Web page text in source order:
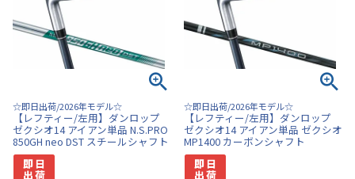
☆即日出荷/2026年モデル☆
【レフティー/左用】ダンロップ
ゼクシオ14 アイアン単品 N.S.PRO
850GH neo DST スチールシャフト
☆即日出荷/2026年モデル☆
【レフティー/左用】ダンロップ
ゼクシオ14 アイアン単品 ゼクシオ
MP1400 カーボンシャフト